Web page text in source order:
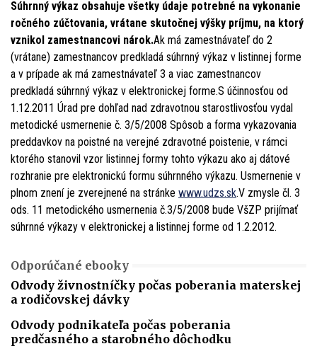
Súhrnný výkaz obsahuje všetky údaje potrebné na vykonanie
ročného zúčtovania, vrátane skutočnej výšky príjmu, na ktorý
vznikol zamestnancovi nárok.Ak má zamestnávateľ do 2
(vrátane) zamestnancov predkladá súhrnný výkaz v listinnej forme
a v prípade ak má zamestnávateľ 3 a viac zamestnancov
predkladá súhrnný výkaz v elektronickej forme.S účinnosťou od
1.12.2011 Úrad pre dohľad nad zdravotnou starostlivosťou vydal
metodické usmernenie č. 3/5/2008 Spôsob a forma vykazovania
preddavkov na poistné na verejné zdravotné poistenie, v rámci
ktorého stanovil vzor listinnej formy tohto výkazu ako aj dátové
rozhranie pre elektronickú formu súhrnného výkazu. Usmernenie v
plnom znení je zverejnené na stránke www.udzs.sk.V zmysle čl. 3
ods. 11 metodického usmernenia č.3/5/2008 bude VšZP prijímať
súhrnné výkazy v elektronickej a listinnej forme od 1.2.2012.
Odporúčané ebooky
Odvody živnostníčky počas poberania materskej
a rodičovskej dávky
Odvody podnikateľa počas poberania
predčasného a starobného dôchodku